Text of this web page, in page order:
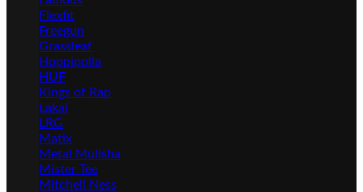
Flexfit
Freegun
Grassleaf
Hoppipolla
HUF
Kings of Rap
Lakai
LRG
Matix
Metal Mulisha
Mister Tee
Mitchell Ness